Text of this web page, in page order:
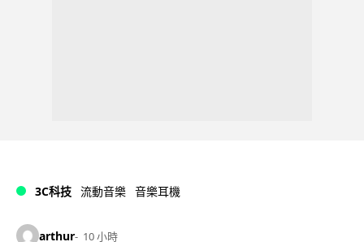
3C科技 流動音樂 音樂耳機
arthur 10 小時